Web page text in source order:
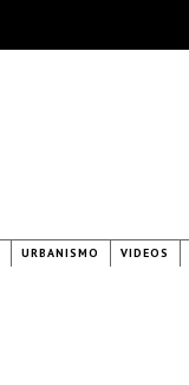
URBANISMO VIDEOS